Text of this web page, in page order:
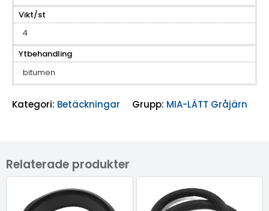
Vikt/st
4
Ytbehandling
bitumen
Kategori: Betäckningar Grupp: MIA-LÄTT Gråjärn
Relaterade produkter